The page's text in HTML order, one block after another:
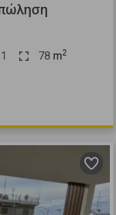
1 78 m2